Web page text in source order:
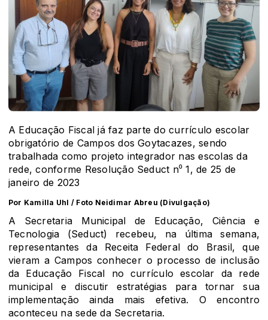
A Educação Fiscal já faz parte do currículo escolar
obrigatório de Campos dos Goytacazes, sendo
trabalhada como projeto integrador nas escolas da
rede, conforme Resolução Seduct n⁰ 1, de 25 de
janeiro de 2023
Por Kamilla Uhl / Foto Neidimar Abreu (Divulgação)
A Secretaria Municipal de Educação, Ciência e
Tecnologia (Seduct) recebeu, na última semana,
representantes da Receita Federal do Brasil, que
vieram a Campos conhecer o processo de inclusão
da Educação Fiscal no currículo escolar da rede
municipal e discutir estratégias para tornar sua
implementação ainda mais efetiva. O encontro
aconteceu na sede da Secretaria.